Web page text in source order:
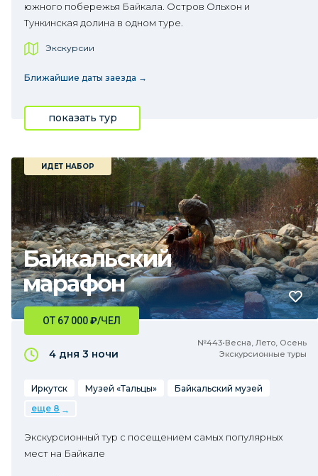
южного побережья Байкала. Остров Ольхон и
Тункинская долина в одном туре.
Экскурсии
Ближайшие даты заезда →
показать тур
Байкальский
марафон
ИДЕТ НАБОР
№443•Весна, Лето, Осень
Экскурсионные туры
ОТ 67 000₽/ЧЕЛ
4 дня 3 ночи
Иркутск Музей «Тальцы»
Байкальский музей
еще 8
Экскурсионный тур с посещением самых популярных
мест на Байкале